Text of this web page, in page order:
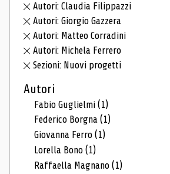
Autori: Claudia Filippazzi
Autori: Giorgio Gazzera
Autori: Matteo Corradini
Autori: Michela Ferrero
Sezioni: Nuovi progetti
Autori
Fabio Guglielmi(1)
Federico Borgna(1)
Giovanna Ferro(1)
Lorella Bono(1)
Raffaella Magnano(1)